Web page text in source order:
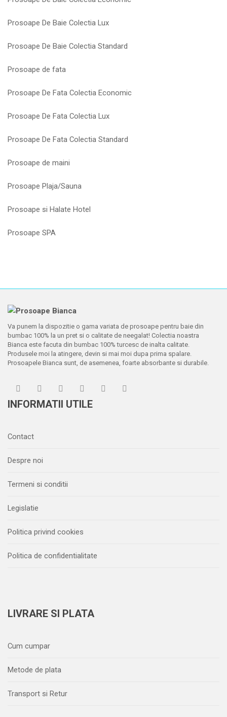
Prosoape De Baie Colectia Lux
Prosoape De Baie Colectia Standard
Prosoape de fata
Prosoape De Fata Colectia Economic
Prosoape De Fata Colectia Lux
Prosoape De Fata Colectia Standard
Prosoape de maini
Prosoape Plaja/Sauna
Prosoape si Halate Hotel
Prosoape SPA
Va punem la dispozitie o gama variata de prosoape pentru baie din
bumbac 100% la un pret si o calitate de neegalat! Colectia noastra
Bianca este facuta din bumbac 100% turcesc de inalta calitate.
Produsele moi la atingere, devin si mai moi dupa prima spalare.
Prosoapele Bianca sunt, de asemenea, foarte absorbante si durabile.
INFORMATII UTILE
Contact
Despre noi
Termeni si conditii
Legislatie
Politica privind cookies
Politica de confidentialitate
LIVRARE SI PLATA
Cum cumpar
Metode de plata
Transport si Retur